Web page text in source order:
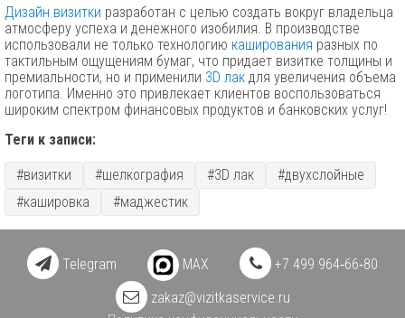
Дизайн визитки разработан с целью создать вокруг владельца
атмосферу успеха и денежного изобилия. В производстве
использовали не только технологию каширования разных по
тактильным ощущениям бумаг, что придает визитке толщины и
премиальности, но и применили 3D лак для увеличения объема
логотипа. Именно это привлекает клиентов воспользоваться
широким спектром финансовых продуктов и банковских услуг!
Теги к записи:
#визитки #шелкография #3D лак
#двухслойные
#кашировка
#маджестик
Telegram MAX
+7 499 964‑66‑80
zakaz@vizitkaservice.ru